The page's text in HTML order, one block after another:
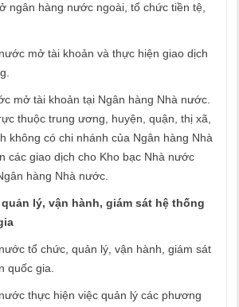
ngân hàng nước ngoài, tổ chức tiền tệ,
mở tài khoản và thực hiện giao dịch
mở tài khoản tại Ngân hàng Nhà nước.
thuộc trung ương, huyện, quận, thị xã,
không có chi nhánh của Ngân hàng Nhà
các giao dịch cho Kho bạc Nhà nước
hàng Nhà nước.
lý, vận hành, giám sát hệ thống
tổ chức, quản lý, vận hành, giám sát
quốc gia.
thực hiện việc quản lý các phương